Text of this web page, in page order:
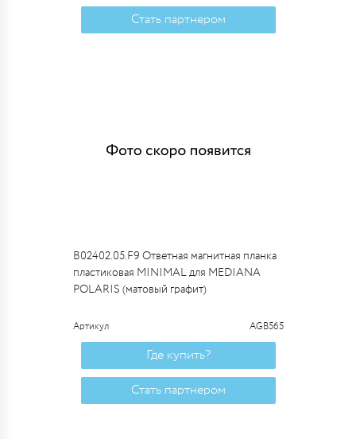
Стать партнером
B02402.05.F9 Ответная магнитная планка
пластиковая MINIMAL для MEDIANA
POLARIS (матовый графит)
Артикул AGB565
Где купить?
Стать партнером